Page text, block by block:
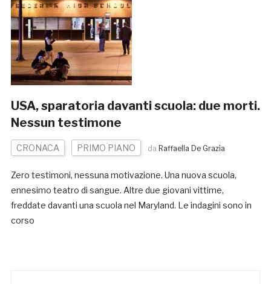
USA, sparatoria davanti scuola: due morti.
Nessun testimone
CRONACA PRIMO PIANO da Raffaella De Grazia
Zero testimoni, nessuna motivazione. Una nuova scuola,
ennesimo teatro di sangue. Altre due giovani vittime,
freddate davanti una scuola nel Maryland. Le indagini sono in
corso